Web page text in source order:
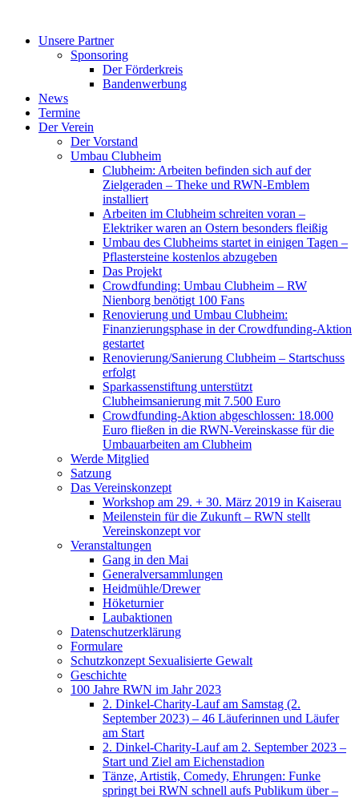
springenUnsere Partner
Sponsoring
Der Förderkreis
Bandenwerbung
News
Termine
Der Verein
Der Vorstand
Umbau Clubheim
Clubheim: Arbeiten befinden sich auf der
Zielgeraden – Theke und RWN-Emblem
installiert
Arbeiten im Clubheim schreiten voran –
Elektriker waren an Ostern besonders fleißig
Umbau des Clubheims startet in einigen Tagen –
Pflastersteine kostenlos abzugeben
Das Projekt
Crowdfunding: Umbau Clubheim – RW
Nienborg benötigt 100 Fans
Renovierung und Umbau Clubheim:
Finanzierungsphase in der Crowdfunding-Aktion
gestartet
Renovierung/Sanierung Clubheim – Startschuss
erfolgt
Sparkassenstiftung unterstützt
Clubheimsanierung mit 7.500 Euro
Crowdfunding-Aktion abgeschlossen: 18.000
Euro fließen in die RWN-Vereinskasse für die
Umbauarbeiten am Clubheim
Werde Mitglied
Satzung
Das Vereinskonzept
Workshop am 29. + 30. März 2019 in Kaiserau
Meilenstein für die Zukunft – RWN stellt
Vereinskonzept vor
Veranstaltungen
Gang in den Mai
Generalversammlungen
Heidmühle/Drewer
Höketurnier
Laubaktionen
Datenschutzerklärung
Formulare
Schutzkonzept Sexualisierte Gewalt
Geschichte
100 Jahre RWN im Jahr 2023
2. Dinkel-Charity-Lauf am Samstag (2.
September 2023) – 46 Läuferinnen und Läufer
am Start
2. Dinkel-Charity-Lauf am 2. September 2023 –
Start und Ziel am Eichenstadion
Tänze, Artistik, Comedy, Ehrungen: Funke
springt bei RWN schnell aufs Publikum über –